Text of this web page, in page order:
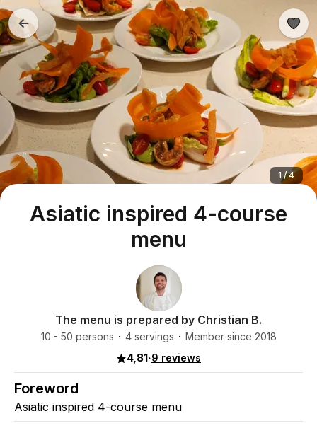
Asiatic inspired 4-course
menu
1 / 4
The menu is prepared by Christian B.
10 - 50 persons 4 servings Member since 2018
4,81·9 reviews
Foreword
Asiatic inspired 4-course menu